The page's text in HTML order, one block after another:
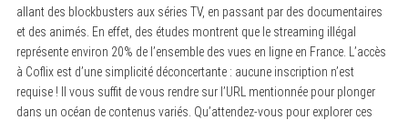
allant des blockbusters aux séries TV, en passant par des documentaires
et des animés. En effet, des études montrent que le streaming illégal
représente environ 20% de l’ensemble des vues en ligne en France. L’accès
à Coflix est d’une simplicité déconcertante : aucune inscription n’est
requise ! Il vous suffit de vous rendre sur l’URL mentionnée pour plonger
dans un océan de contenus variés. Qu’attendez-vous pour explorer ces